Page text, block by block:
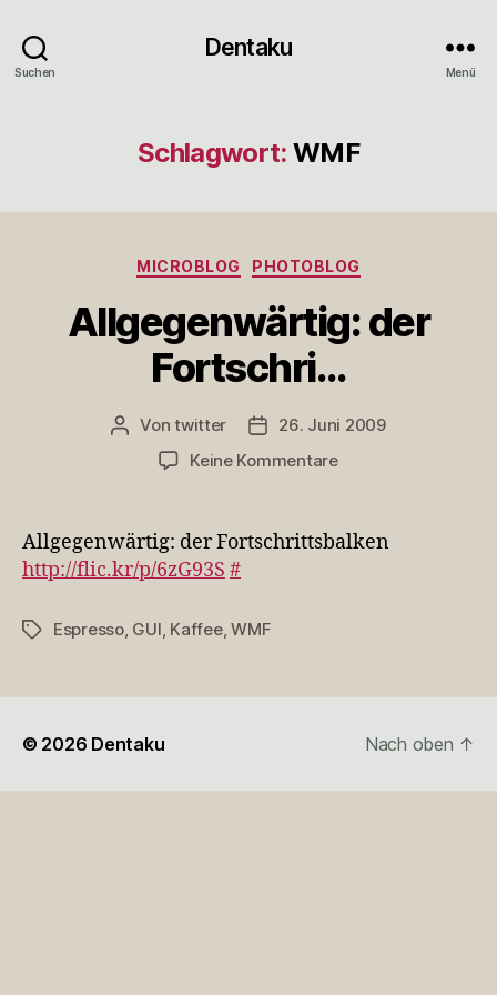
Suchen
Dentaku
Menü
Schlagwort: WMF
Kategorien
MICROBLOG PHOTOBLOG
Allgegenwärtig: der
Fortschri…
Beitragsautor
Vontwitter Veröffentlichungsdatum
26. Juni 2009
Keine Kommentarezu
Fortschri…
Allgegenwärtig: der Fortschrittsbalken
http://flic.kr/p/6zG93S #
Schlagwörter
Espresso, GUI Kaffee,WMF
© 2026 Dentaku Nach oben ↑